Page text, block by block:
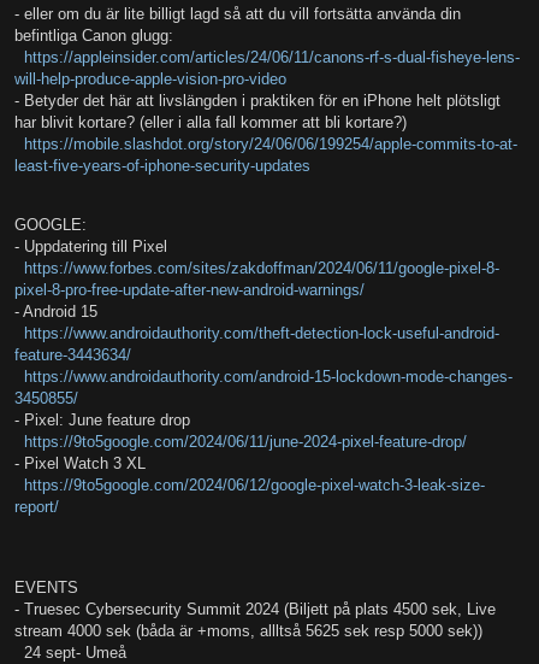
- eller om du är lite billigt lagd så att du vill fortsätta använda din
befintliga Canon glugg:
https://appleinsider.com/articles/24/06/11/canons-rf-s-dual-fisheye-lens-
will-help-produce-apple-vision-pro-video
- Betyder det här att livslängden i praktiken för en iPhone helt plötsligt
har blivit kortare? (eller i alla fall kommer att bli kortare?)
https://mobile.slashdot.org/story/24/06/06/199254/apple-commits-to-at-
least-five-years-of-iphone-security-updates
GOOGLE:
- Uppdatering till Pixel
https://www.forbes.com/sites/zakdoffman/2024/06/11/google-pixel-8-
pixel-8-pro-free-update-after-new-android-warnings/
- Android 15
https://www.androidauthority.com/theft-detection-lock-useful-android-
feature-3443634/
https://www.androidauthority.com/android-15-lockdown-mode-changes-
3450855/
- Pixel: June feature drop
https://9to5google.com/2024/06/11/june-2024-pixel-feature-drop/
- Pixel Watch 3 XL
https://9to5google.com/2024/06/12/google-pixel-watch-3-leak-size-
report/
EVENTS
- Truesec Cybersecurity Summit 2024 (Biljett på plats 4500 sek, Live
stream 4000 sek (båda är +moms, allltså 5625 sek resp 5000 sek))
24 sept- Umeå